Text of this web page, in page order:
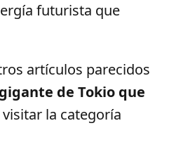
futurista que
artículos parecidos
de Tokio que
la categoría